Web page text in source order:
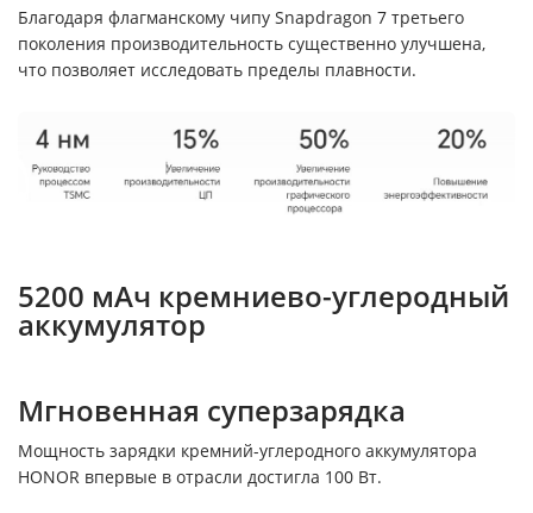
Благодаря флагманскому чипу Snapdragon 7 третьего
поколения производительность существенно улучшена,
что позволяет исследовать пределы плавности.
5200 мАч кремниево-углеродный
аккумулятор
Мгновенная суперзарядка
Мощность зарядки кремний-углеродного аккумулятора
HONOR впервые в отрасли достигла 100 Вт.